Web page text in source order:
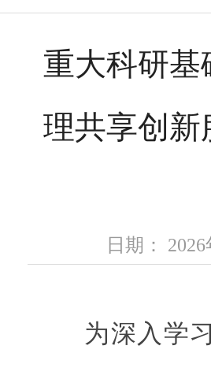
重大科研
理共享创新
日期：
为深入学习